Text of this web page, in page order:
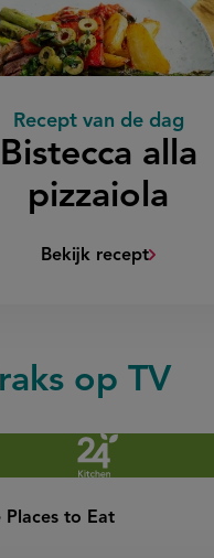
Recept van de dag
:
Bistecca alla
pizzaiola
Bekijk recept(Bistecca
op TV
Places to Eat